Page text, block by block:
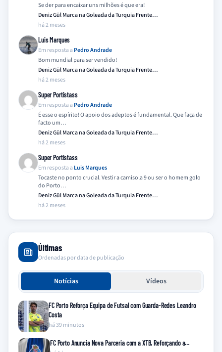
Se der para encaixar uns milhões é que era!
Deniz Gül Marca na Goleada da Turquia Frente…
há 2 meses
Luis Marques
Em resposta a Pedro Andrade
Bom mundial para ser vendido!
Deniz Gül Marca na Goleada da Turquia Frente…
há 2 meses
Super Portistass
Em resposta a Pedro Andrade
É esse o espírito! O apoio dos adeptos é fundamental. Que faça de
facto um…
Deniz Gül Marca na Goleada da Turquia Frente…
há 2 meses
Super Portistass
Em resposta a Luis Marques
Tocaste no ponto crucial. Vestir a camisola 9 ou ser o homem golo
do Porto…
Deniz Gül Marca na Goleada da Turquia Frente…
há 2 meses
Últimas
Ordenadas por data de publicação
Notícias Vídeos
FC Porto Reforça Equipa de Futsal com Guarda-Redes Leandro
Costa
há 39 minutos
FC Porto Anuncia Nova Parceria com a XTB, Reforçando a…